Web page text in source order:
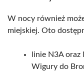
W nocy również
miejskiej. Oto
linie N3A oraz
Wigury do